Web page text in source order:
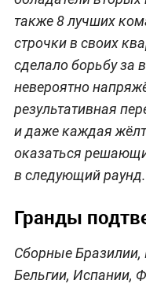
также 8 лучших
строчки в своих
сделало борьбу за
невероятно
результативная
и даже каждая
оказаться
в следующий раунд.
Гранды
Сборные Бразилии,
Бельгии, Испании,